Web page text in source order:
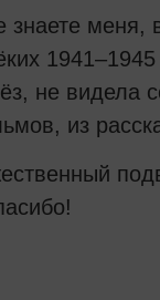
знаете
не видела
из